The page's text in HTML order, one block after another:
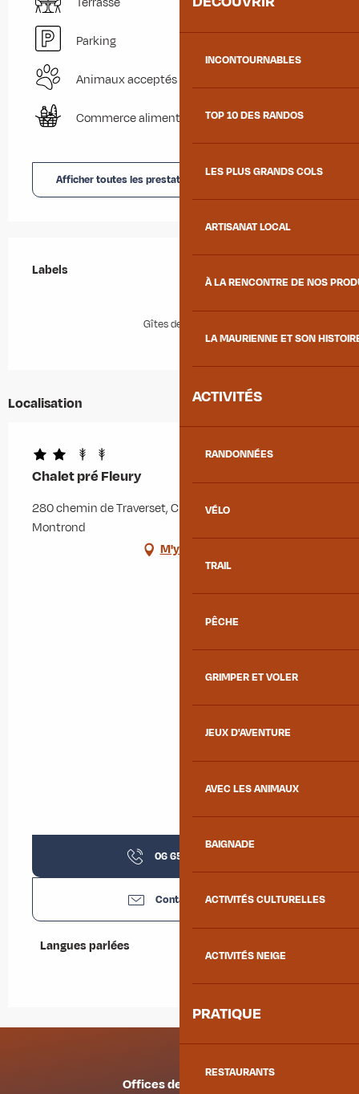
INCONTOURNABLES
TOP 10 DES RANDOS
LES PLUS GRANDS COLS
ARTISANAT LOCAL
À LA RENCONTRE DE NOS
LA MAURIENNE ET SON
ACTIVITÉS
RANDONNÉES
VÉLO
TRAIL
PÊCHE
GRIMPER ET VOLER
JEUX D'AVENTURE
AVEC LES ANIMAUX
BAIGNADE
ACTIVITÉS CULTURELLES
ACTIVITÉS NEIGE
PRATIQUE
RESTAURANTS
Parking
Animaux acceptés
Commerce alimentaire
Afficher toutes les prestations
Labels
Labels
Gîtes de France
Localisation
Chalet pré Fleury
280 chemin de Traverset, Chef-lieu, 73300 Albiez-
Montrond
M'y rendre
06 65 48 36
Contactez-nous
Langues parlées
Langues parlées
Offices de tourisme